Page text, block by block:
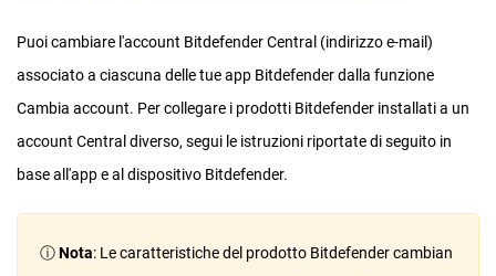
Puoi cambiare l'account Bitdefender Central (indirizzo e-mail)
associato a ciascuna delle tue app Bitdefender dalla funzione
Cambia account. Per collegare i prodotti Bitdefender installati a un
account Central diverso, segui le istruzioni riportate di seguito in
base all'app e al dispositivo Bitdefender.
ⓘNota: Le caratteristiche del prodotto Bitdefender cambian